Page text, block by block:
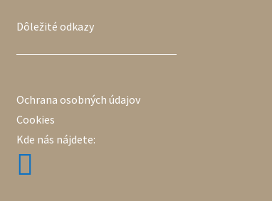
Dôležité odkazy
Ochrana osobných údajov
Cookies
Kde nás nájdete:
